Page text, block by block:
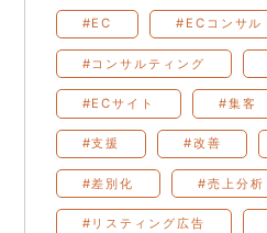
#EC #ECコンサル
#コンサルティング
#ECサイト #集客
#支援 #改善
#差別化 #売上分析
#リスティング広告